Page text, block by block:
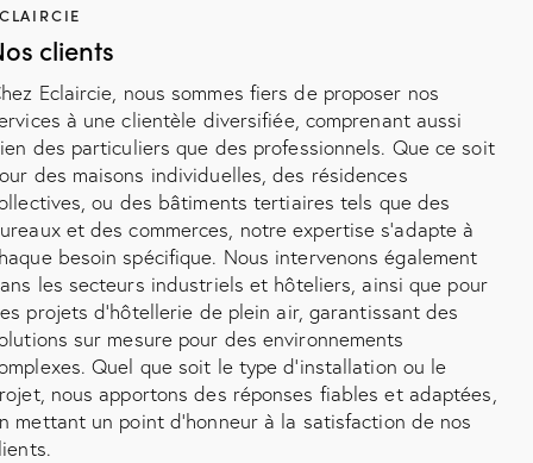
clients
Eclaircie, nous sommes fiers de proposer nos
à une clientèle diversifiée, comprenant aussi
des particuliers que des professionnels. Que ce soit
des maisons individuelles, des résidences
ou des bâtiments tertiaires tels que des
et des commerces, notre expertise s'adapte à
besoin spécifique. Nous intervenons également
les secteurs industriels et hôteliers, ainsi que pour
projets d'hôtellerie de plein air, garantissant des
sur mesure pour des environnements
Quel que soit le type d'installation ou le
nous apportons des réponses fiables et adaptées,
mettant un point d'honneur à la satisfaction de nos